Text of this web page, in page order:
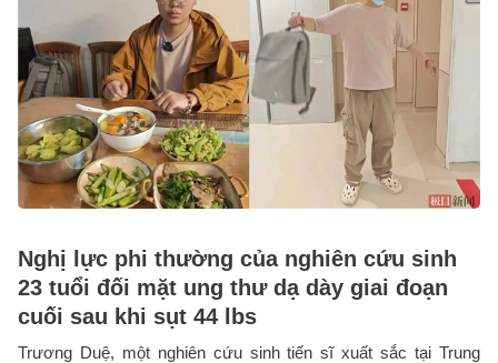
Nghị lực phi thường của nghiên cứu sinh
23 tuổi đối mặt ung thư dạ dày giai đoạn
cuối sau khi sụt 44 lbs
Trương Duệ, một nghiên cứu sinh tiến sĩ xuất sắc tại Trung